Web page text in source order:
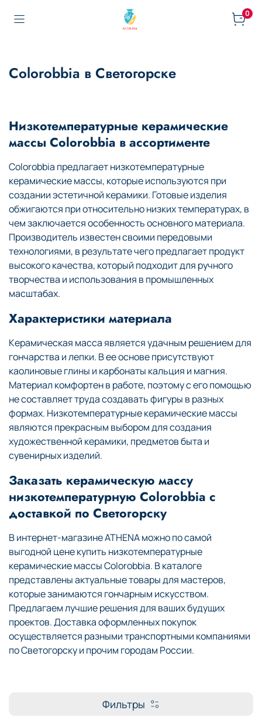
0
Colorobbia в Светогорске
Низкотемпературные керамические
массы Colorobbia в ассортименте
Colorobbia предлагает низкотемпературные
керамические массы, которые используются при
создании эстетичной керамики. Готовые изделия
обжигаются при относительно низких температурах, в
чем заключается особенность основного материала.
Производитель известен своими передовыми
технологиями, в результате чего предлагает продукт
высокого качества, который подходит для ручного
творчества и использования в промышленных
масштабах.
Характеристики материала
Керамическая масса является удачным решением для
гончарства и лепки. В ее основе присутствуют
каолиновые глины и карбонаты кальция и магния.
Материал комфортен в работе, поэтому с его помощью
не составляет труда создавать фигуры в разных
формах. Низкотемпературные керамические массы
являются прекрасным выбором для создания
художественной керамики, предметов быта и
сувенирных изделий.
Заказать керамическую массу
низкотемпературную Colorobbia с
доставкой по Светогорску
В интернет-магазине ATHENA можно по самой
выгодной цене купить низкотемпературные
керамические массы Colorobbia. В каталоге
представлены актуальные товары для мастеров,
которые занимаются гончарным искусством.
Предлагаем лучшие решения для ваших будущих
проектов. Доставка оформленных покупок
осуществляется разными транспортными компаниями
по Светогорску и прочим городам России.
Фильтры